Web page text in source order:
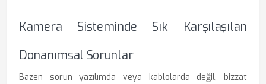
Kamera Sisteminde Sık Karşılaşılan
Donanımsal Sorunlar
Bazen sorun yazılımda veya kablolarda değil, bizzat